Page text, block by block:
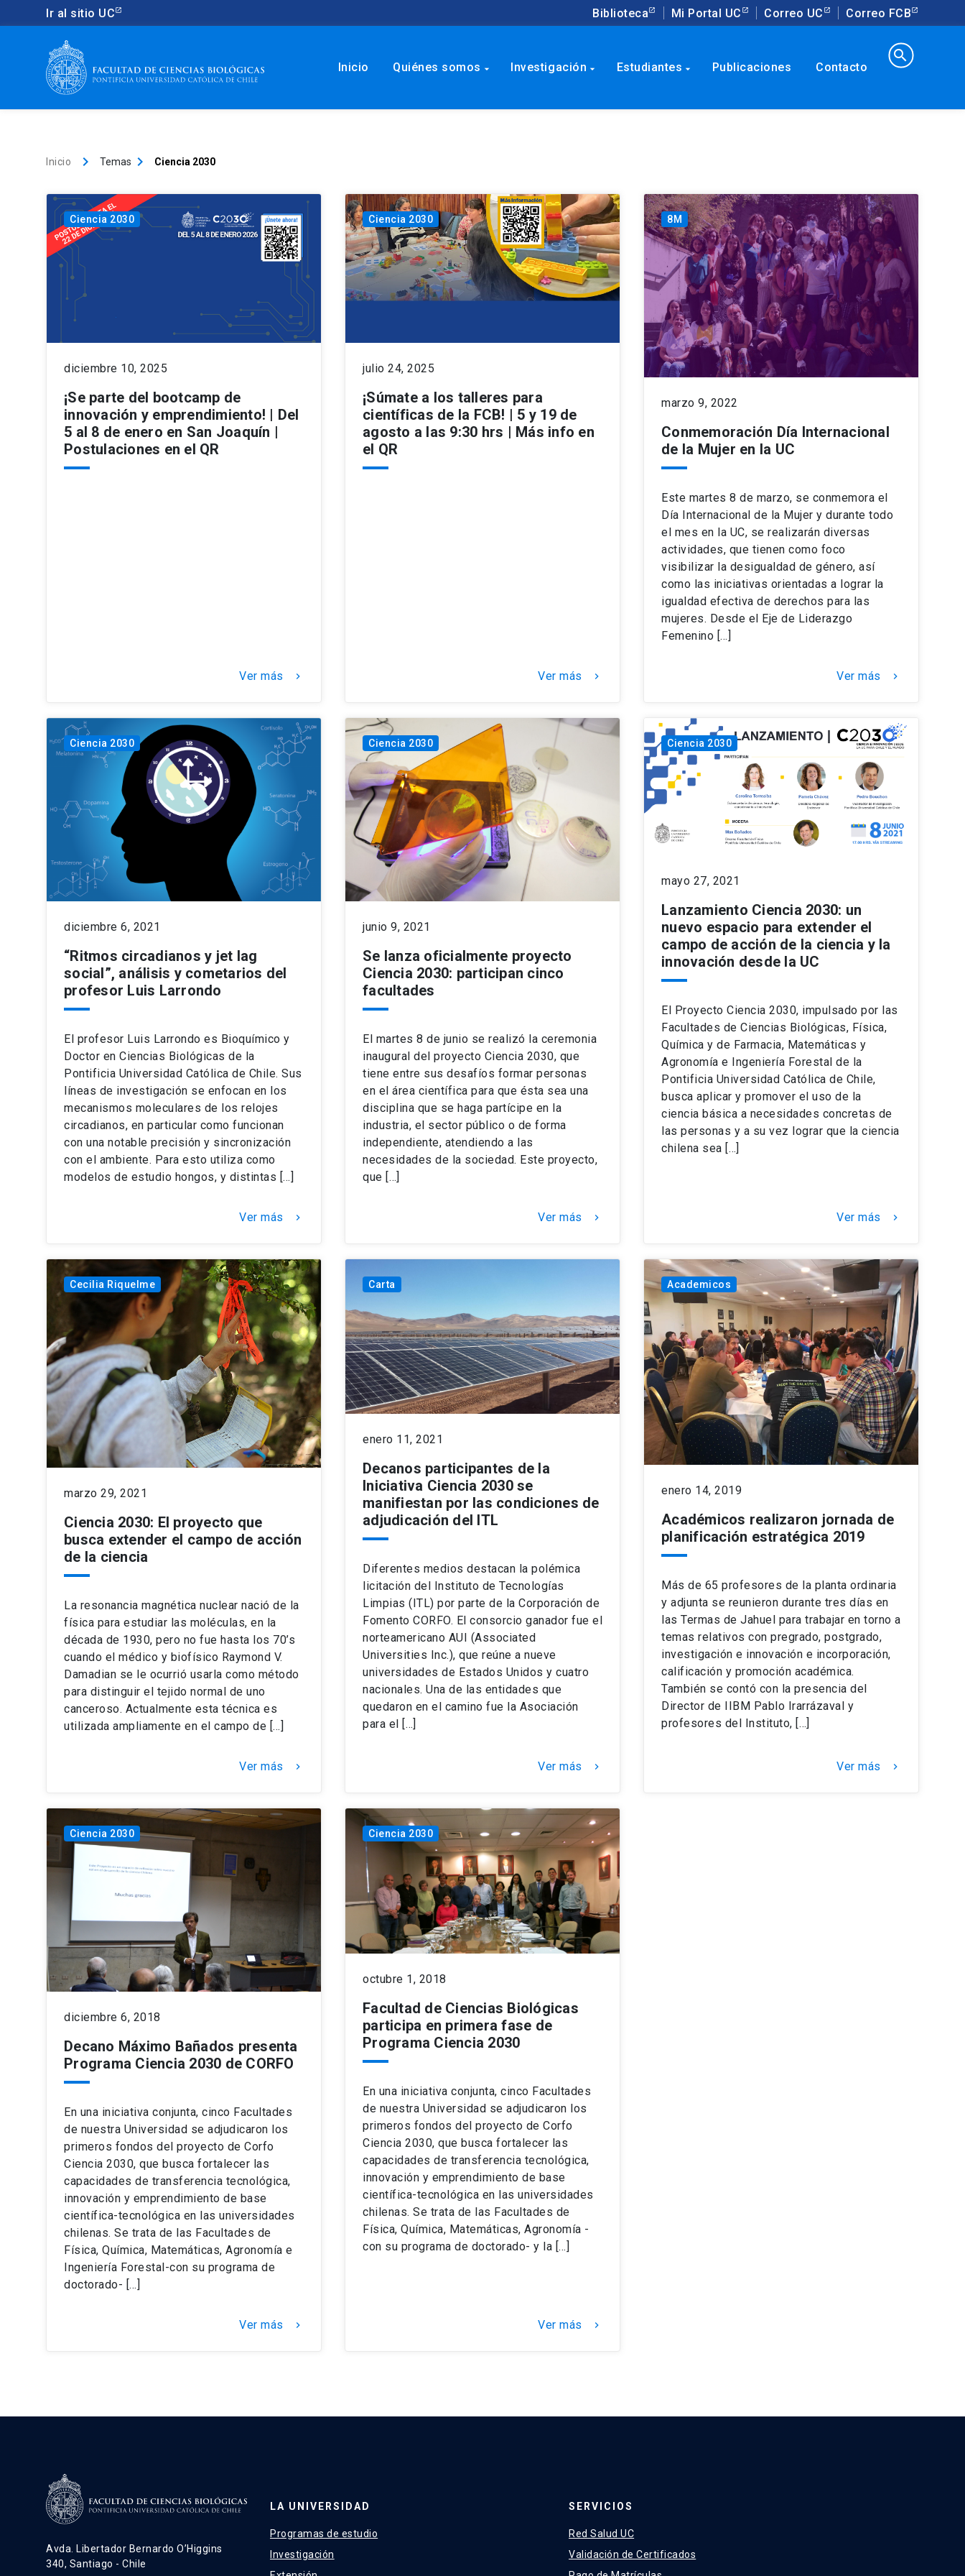
Ir al sitio UC Biblioteca Mi Portal UC Correo UC Correo FCB
Inicio Quiénes somos arrow_drop_down Investigación arrow_drop_down Estudiantes arrow_drop_down Publicaciones Contacto
search
Inicio keyboard_arrow_right Temas keyboard_arrow_right Ciencia 2030
Ciencia 2030
diciembre 10, 2025
¡Se parte del bootcamp de
innovación y emprendimiento! | Del
5 al 8 de enero en San Joaquín |
Postulaciones en el QR
Ver más keyboard_arrow_right
Ciencia 2030
julio 24, 2025
¡Súmate a los talleres para
científicas de la FCB! | 5 y 19 de
agosto a las 9:30 hrs | Más info en
el QR
Ver más keyboard_arrow_right
8M
marzo 9, 2022
Conmemoración Día Internacional
de la Mujer en la UC
Este martes 8 de marzo, se conmemora el
Día Internacional de la Mujer y durante todo
el mes en la UC, se realizarán diversas
actividades, que tienen como foco
visibilizar la desigualdad de género, así
como las iniciativas orientadas a lograr la
igualdad efectiva de derechos para las
mujeres. Desde el Eje de Liderazgo
Femenino […]
Ver más keyboard_arrow_right
Ciencia 2030
diciembre 6, 2021
“Ritmos circadianos y jet lag
social”, análisis y cometarios del
profesor Luis Larrondo
El profesor Luis Larrondo es Bioquímico y
Doctor en Ciencias Biológicas de la
Pontificia Universidad Católica de Chile. Sus
líneas de investigación se enfocan en los
mecanismos moleculares de los relojes
circadianos, en particular como funcionan
con una notable precisión y sincronización
con el ambiente. Para esto utiliza como
modelos de estudio hongos, y distintas […]
Ver más keyboard_arrow_right
Ciencia 2030
junio 9, 2021
Se lanza oficialmente proyecto
Ciencia 2030: participan cinco
facultades
El martes 8 de junio se realizó la ceremonia
inaugural del proyecto Ciencia 2030, que
tiene entre sus desafíos formar personas
en el área científica para que ésta sea una
disciplina que se haga partícipe en la
industria, el sector público o de forma
independiente, atendiendo a las
necesidades de la sociedad. Este proyecto,
que […]
Ver más keyboard_arrow_right
Ciencia 2030
mayo 27, 2021
Lanzamiento Ciencia 2030: un
nuevo espacio para extender el
campo de acción de la ciencia y la
innovación desde la UC
El Proyecto Ciencia 2030, impulsado por las
Facultades de Ciencias Biológicas, Física,
Química y de Farmacia, Matemáticas y
Agronomía e Ingeniería Forestal de la
Pontificia Universidad Católica de Chile,
busca aplicar y promover el uso de la
ciencia básica a necesidades concretas de
las personas y a su vez lograr que la ciencia
chilena sea […]
Ver más keyboard_arrow_right
Cecilia Riquelme
marzo 29, 2021
Ciencia 2030: El proyecto que
busca extender el campo de acción
de la ciencia
La resonancia magnética nuclear nació de la
física para estudiar las moléculas, en la
década de 1930, pero no fue hasta los 70’s
cuando el médico y biofísico Raymond V.
Damadian se le ocurrió usarla como método
para distinguir el tejido normal de uno
canceroso. Actualmente esta técnica es
utilizada ampliamente en el campo de […]
Ver más keyboard_arrow_right
Carta
enero 11, 2021
Decanos participantes de la
Iniciativa Ciencia 2030 se
manifiestan por las condiciones de
adjudicación del ITL
Diferentes medios destacan la polémica
licitación del Instituto de Tecnologías
Limpias (ITL) por parte de la Corporación de
Fomento CORFO. El consorcio ganador fue el
norteamericano AUI (Associated
Universities Inc.), que reúne a nueve
universidades de Estados Unidos y cuatro
nacionales. Una de las entidades que
quedaron en el camino fue la Asociación
para el […]
Ver más keyboard_arrow_right
Academicos
enero 14, 2019
Académicos realizaron jornada de
planificación estratégica 2019
Más de 65 profesores de la planta ordinaria
y adjunta se reunieron durante tres días en
las Termas de Jahuel para trabajar en torno a
temas relativos con pregrado, postgrado,
investigación e innovación e incorporación,
calificación y promoción académica.
También se contó con la presencia del
Director de IIBM Pablo Irarrázaval y
profesores del Instituto, […]
Ver más keyboard_arrow_right
Ciencia 2030
diciembre 6, 2018
Decano Máximo Bañados presenta
Programa Ciencia 2030 de CORFO
En una iniciativa conjunta, cinco Facultades
de nuestra Universidad se adjudicaron los
primeros fondos del proyecto de Corfo
Ciencia 2030, que busca fortalecer las
capacidades de transferencia tecnológica,
innovación y emprendimiento de base
científica-tecnológica en las universidades
chilenas. Se trata de las Facultades de
Física, Química, Matemáticas, Agronomía e
Ingeniería Forestal-con su programa de
doctorado- […]
Ver más keyboard_arrow_right
Ciencia 2030
octubre 1, 2018
Facultad de Ciencias Biológicas
participa en primera fase de
Programa Ciencia 2030
En una iniciativa conjunta, cinco Facultades
de nuestra Universidad se adjudicaron los
primeros fondos del proyecto de Corfo
Ciencia 2030, que busca fortalecer las
capacidades de transferencia tecnológica,
innovación y emprendimiento de base
científica-tecnológica en las universidades
chilenas. Se trata de las Facultades de
Física, Química, Matemáticas, Agronomía -
con su programa de doctorado- y la […]
Ver más keyboard_arrow_right
Avda. Libertador Bernardo O’Higgins
340, Santiago - Chile
LA UNIVERSIDAD
Programas de estudio
Investigación
SERVICIOS
Red Salud UC
Validación de Certificados